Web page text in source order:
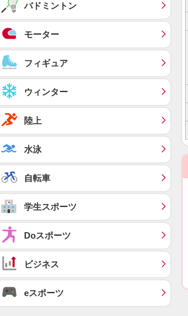
バドミントン
モーター
フィギュア
ウィンター
陸上
水泳
自転車
学生スポーツ
Doスポーツ
ビジネス
eスポーツ